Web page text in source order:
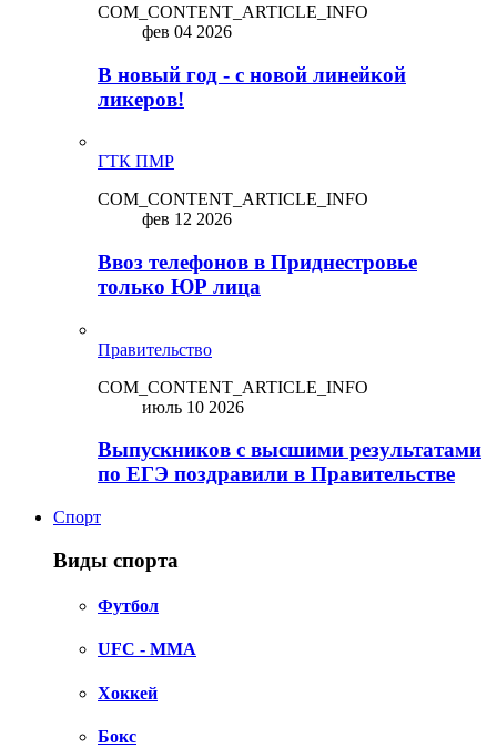
COM_CONTENT_ARTICLE_INFO
фев 04 2026
В новый год - с новой линейкой
ликepoв!
ГТК ПМР
COM_CONTENT_ARTICLE_INFO
фев 12 2026
Ввоз телефонов в Приднестровье
только ЮР лица
Правительство
COM_CONTENT_ARTICLE_INFO
июль 10 2026
Выпускников с высшими результатами
по ЕГЭ поздравили в Правительстве
Спорт
Виды спорта
Футбол
UFC - MMA
Хоккей
Бокс